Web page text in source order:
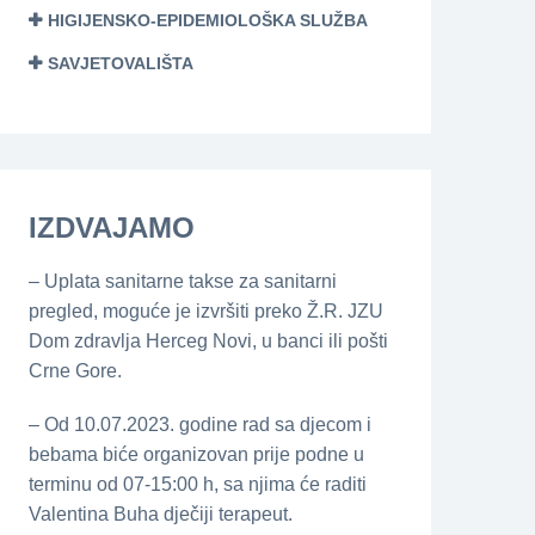
HIGIJENSKO-EPIDEMIOLOŠKA SLUŽBA
SAVJETOVALIŠTA
IZDVAJAMO
– Uplata sanitarne takse za sanitarni
pregled, moguće je izvršiti preko Ž.R. JZU
Dom zdravlja Herceg Novi, u banci ili pošti
Crne Gore.
– Od 10.07.2023. godine rad sa djecom i
bebama biće organizovan prije podne u
terminu od 07-15:00 h, sa njima će raditi
Valentina Buha dječiji terapeut.